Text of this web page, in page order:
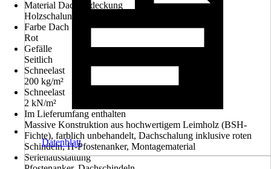
Material Dacheindeckung
Holzschalung, Dachschindeln
Farbe Dach
Rot
Gefälle
Seitlich
Schneelast
200 kg/m²
Schneelast
2 kN/m²
Im Lieferumfang enthalten
Massive Konstruktion aus hochwertigem Leimholz (BSH-
Fichte), farblich unbehandelt, Dachschalung inklusive roten
Schindeln, H-Pfostenanker, Montagematerial
Serienausstattung
Datenblatt